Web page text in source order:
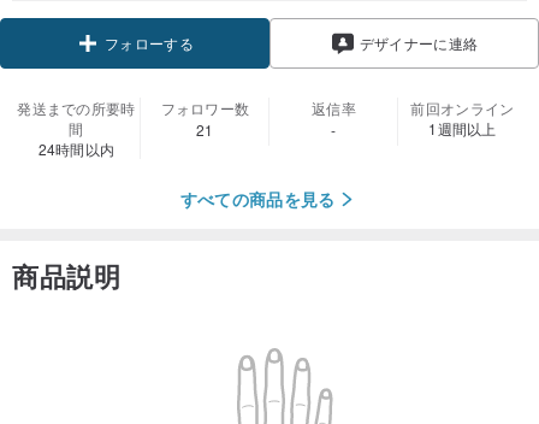
フォローする デザイナーに連絡
発送までの所要時
間
24時間以内
フォロワー数
21
返信率
-
前回オンライン
1週間以上
すべての商品を見る
商品説明